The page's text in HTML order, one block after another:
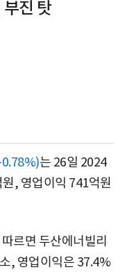
진 탓
는 26일 2024
, 영업이익 741억원
르면 두산에너빌리
, 영업이익은 37.4%